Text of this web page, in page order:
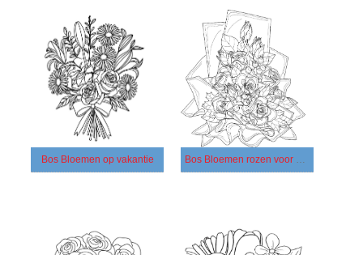
Bos Bloemen op vakantie Bos Bloemen rozen voor een feestdag